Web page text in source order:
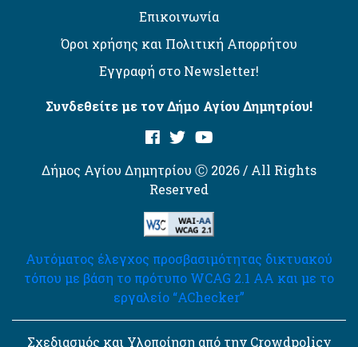
Επικοινωνία
Όροι χρήσης και Πολιτική Απορρήτου
Εγγραφή στο Newsletter!
Συνδεθείτε με τον Δήμο Αγίου Δημητρίου!
Δήμος Αγίου Δημητρίου Ⓒ 2026 / All Rights
Reserved
Αυτόματος έλεγχος προσβασιμότητας δικτυακού
τόπου με βάση το πρότυπο WCAG 2.1 AA και με το
εργαλείο “AChecker”
Σχεδιασμός και Υλοποίηση από την Crowdpolicy